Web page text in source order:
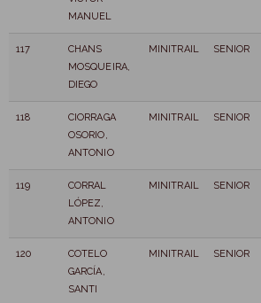
MANUEL
117
CHANS
MOSQUEIRA,
DIEGO
MINITRAIL SENIOR
118
CIORRAGA
OSORIO,
ANTONIO
MINITRAIL SENIOR
119
CORRAL
LÓPEZ,
ANTONIO
MINITRAIL SENIOR
120
COTELO
GARCÍA,
SANTI
MINITRAIL SENIOR